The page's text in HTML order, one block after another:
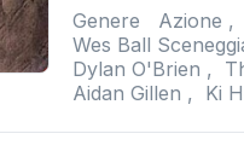
Genere Azione ,
Wes Ball
Dylan O'Brien ,
Aidan Gillen , Ki